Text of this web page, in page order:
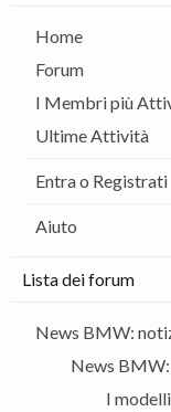
Home
Forum
I Membri più
Ultime Attività
Entra o Registrati
Aiuto
Lista dei forum
News BMW:
News
I